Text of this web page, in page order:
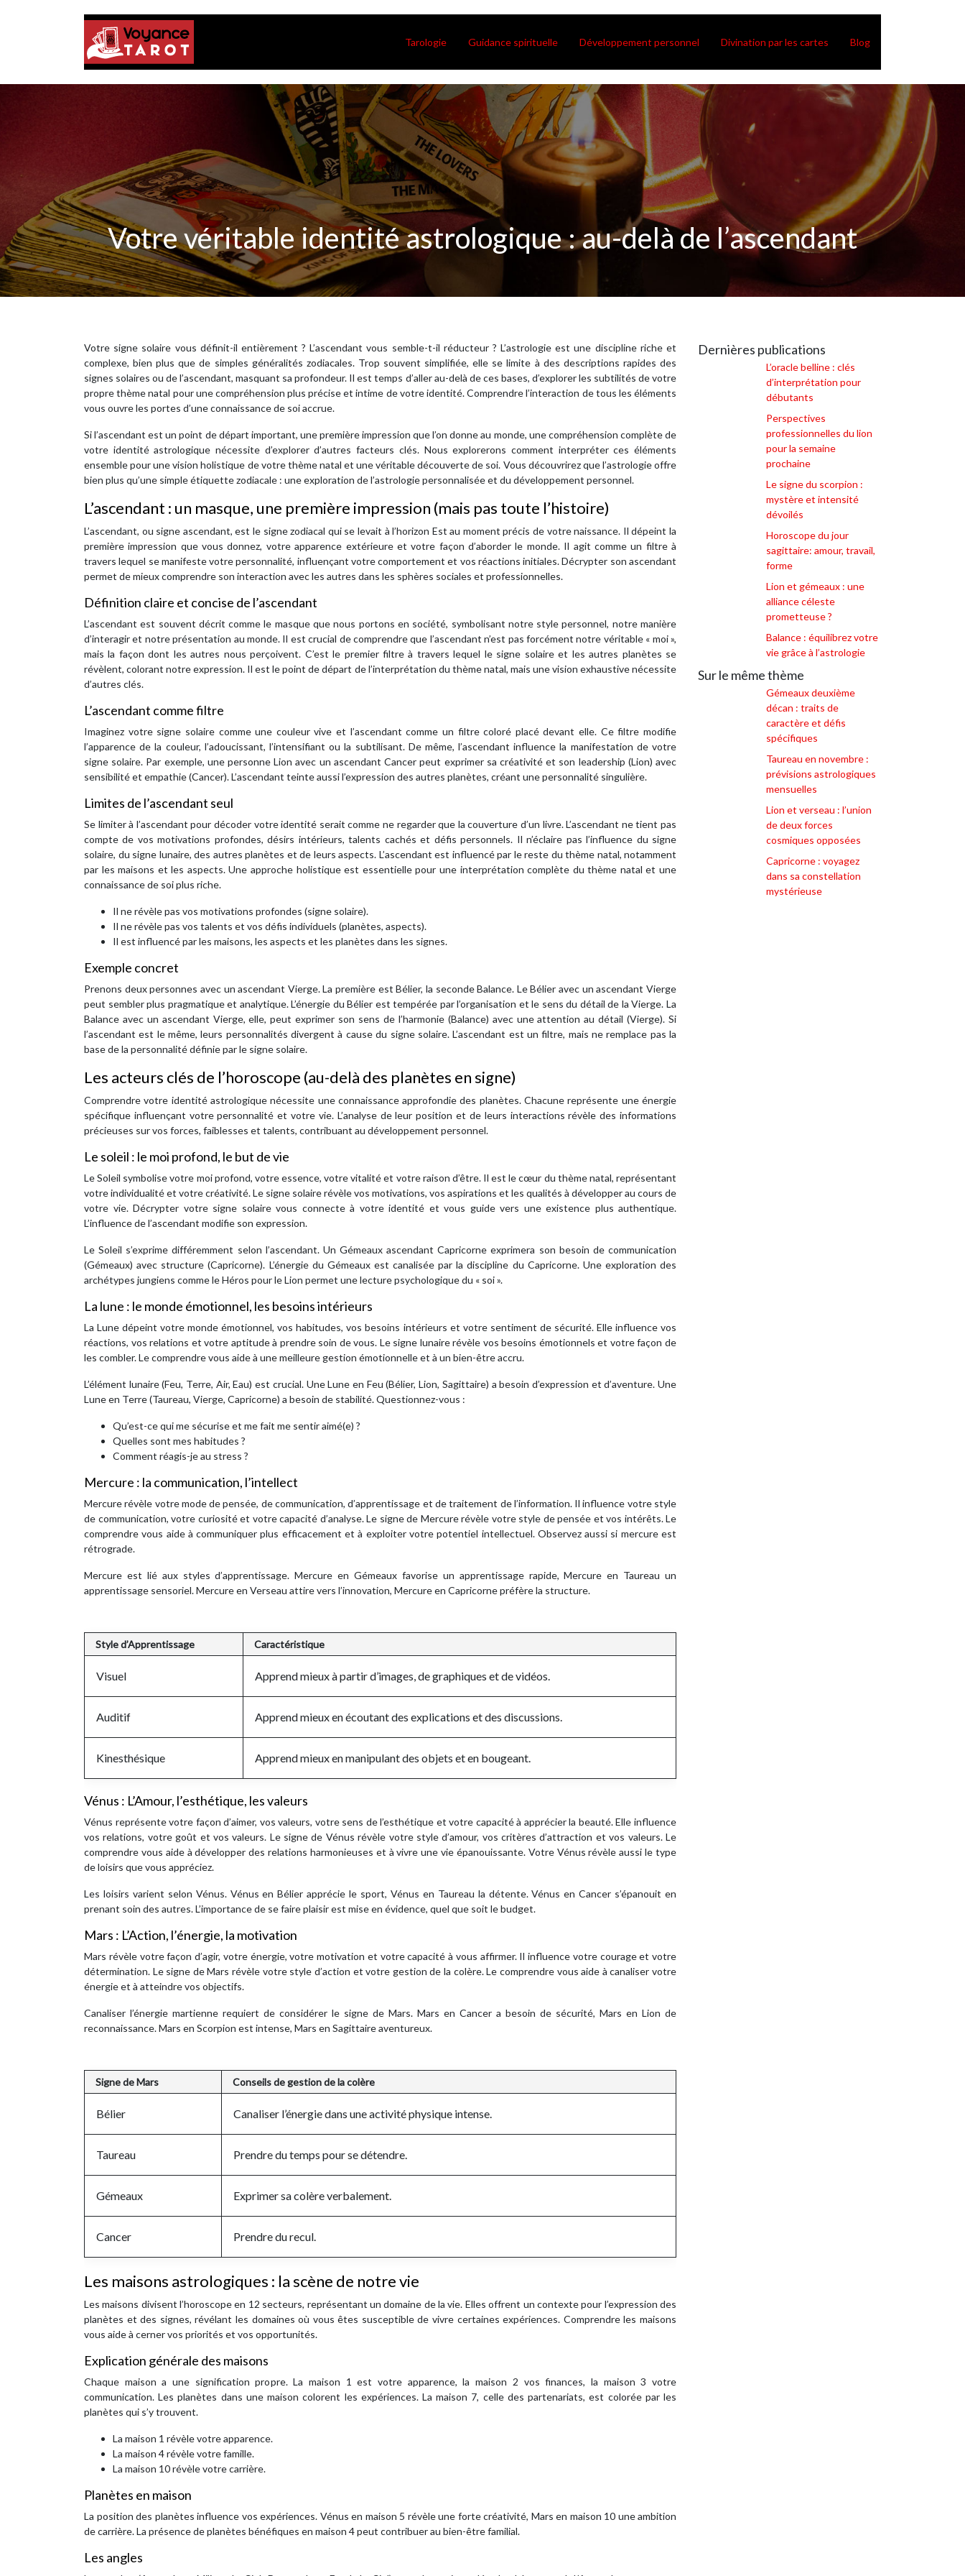
Tarologie Guidance spirituelle Développement personnel Divination par les cartes Blog
Votre véritable identité astrologique : au-delà de l’ascendant
Votre signe solaire vous définit-il entièrement ? L’ascendant vous semble-t-il réducteur ? L’astrologie est une discipline riche et
complexe, bien plus que de simples généralités zodiacales. Trop souvent simplifiée, elle se limite à des descriptions rapides des
signes solaires ou de l’ascendant, masquant sa profondeur. Il est temps d’aller au-delà de ces bases, d’explorer les subtilités de votre
propre thème natal pour une compréhension plus précise et intime de votre identité. Comprendre l’interaction de tous les éléments
vous ouvre les portes d’une connaissance de soi accrue.
Si l’ascendant est un point de départ important, une première impression que l’on donne au monde, une compréhension complète de
votre identité astrologique nécessite d’explorer d’autres facteurs clés. Nous explorerons comment interpréter ces éléments
ensemble pour une vision holistique de votre thème natal et une véritable découverte de soi. Vous découvrirez que l’astrologie offre
bien plus qu’une simple étiquette zodiacale : une exploration de l’astrologie personnalisée et du développement personnel.
L’ascendant : un masque, une première impression (mais pas toute l’histoire)
L’ascendant, ou signe ascendant, est le signe zodiacal qui se levait à l’horizon Est au moment précis de votre naissance. Il dépeint la
première impression que vous donnez, votre apparence extérieure et votre façon d’aborder le monde. Il agit comme un filtre à
travers lequel se manifeste votre personnalité, influençant votre comportement et vos réactions initiales. Décrypter son ascendant
permet de mieux comprendre son interaction avec les autres dans les sphères sociales et professionnelles.
Définition claire et concise de l’ascendant
L’ascendant est souvent décrit comme le masque que nous portons en société, symbolisant notre style personnel, notre manière
d’interagir et notre présentation au monde. Il est crucial de comprendre que l’ascendant n’est pas forcément notre véritable « moi »,
mais la façon dont les autres nous perçoivent. C’est le premier filtre à travers lequel le signe solaire et les autres planètes se
révèlent, colorant notre expression. Il est le point de départ de l’interprétation du thème natal, mais une vision exhaustive nécessite
d’autres clés.
L’ascendant comme filtre
Imaginez votre signe solaire comme une couleur vive et l’ascendant comme un filtre coloré placé devant elle. Ce filtre modifie
l’apparence de la couleur, l’adoucissant, l’intensifiant ou la subtilisant. De même, l’ascendant influence la manifestation de votre
signe solaire. Par exemple, une personne Lion avec un ascendant Cancer peut exprimer sa créativité et son leadership (Lion) avec
sensibilité et empathie (Cancer). L’ascendant teinte aussi l’expression des autres planètes, créant une personnalité singulière.
Limites de l’ascendant seul
Se limiter à l’ascendant pour décoder votre identité serait comme ne regarder que la couverture d’un livre. L’ascendant ne tient pas
compte de vos motivations profondes, désirs intérieurs, talents cachés et défis personnels. Il n’éclaire pas l’influence du signe
solaire, du signe lunaire, des autres planètes et de leurs aspects. L’ascendant est influencé par le reste du thème natal, notamment
par les maisons et les aspects. Une approche holistique est essentielle pour une interprétation complète du thème natal et une
connaissance de soi plus riche.
Il ne révèle pas vos motivations profondes (signe solaire).
Il ne révèle pas vos talents et vos défis individuels (planètes, aspects).
Il est influencé par les maisons, les aspects et les planètes dans les signes.
Exemple concret
Prenons deux personnes avec un ascendant Vierge. La première est Bélier, la seconde Balance. Le Bélier avec un ascendant Vierge
peut sembler plus pragmatique et analytique. L’énergie du Bélier est tempérée par l’organisation et le sens du détail de la Vierge. La
Balance avec un ascendant Vierge, elle, peut exprimer son sens de l’harmonie (Balance) avec une attention au détail (Vierge). Si
l’ascendant est le même, leurs personnalités divergent à cause du signe solaire. L’ascendant est un filtre, mais ne remplace pas la
base de la personnalité définie par le signe solaire.
Les acteurs clés de l’horoscope (au-delà des planètes en signe)
Comprendre votre identité astrologique nécessite une connaissance approfondie des planètes. Chacune représente une énergie
spécifique influençant votre personnalité et votre vie. L’analyse de leur position et de leurs interactions révèle des informations
précieuses sur vos forces, faiblesses et talents, contribuant au développement personnel.
Le soleil : le moi profond, le but de vie
Le Soleil symbolise votre moi profond, votre essence, votre vitalité et votre raison d’être. Il est le cœur du thème natal, représentant
votre individualité et votre créativité. Le signe solaire révèle vos motivations, vos aspirations et les qualités à développer au cours de
votre vie. Décrypter votre signe solaire vous connecte à votre identité et vous guide vers une existence plus authentique.
L’influence de l’ascendant modifie son expression.
Le Soleil s’exprime différemment selon l’ascendant. Un Gémeaux ascendant Capricorne exprimera son besoin de communication
(Gémeaux) avec structure (Capricorne). L’énergie du Gémeaux est canalisée par la discipline du Capricorne. Une exploration des
archétypes jungiens comme le Héros pour le Lion permet une lecture psychologique du « soi ».
La lune : le monde émotionnel, les besoins intérieurs
La Lune dépeint votre monde émotionnel, vos habitudes, vos besoins intérieurs et votre sentiment de sécurité. Elle influence vos
réactions, vos relations et votre aptitude à prendre soin de vous. Le signe lunaire révèle vos besoins émotionnels et votre façon de
les combler. Le comprendre vous aide à une meilleure gestion émotionnelle et à un bien-être accru.
L’élément lunaire (Feu, Terre, Air, Eau) est crucial. Une Lune en Feu (Bélier, Lion, Sagittaire) a besoin d’expression et d’aventure. Une
Lune en Terre (Taureau, Vierge, Capricorne) a besoin de stabilité. Questionnez-vous :
Qu’est-ce qui me sécurise et me fait me sentir aimé(e) ?
Quelles sont mes habitudes ?
Comment réagis-je au stress ?
Mercure : la communication, l’intellect
Mercure révèle votre mode de pensée, de communication, d’apprentissage et de traitement de l’information. Il influence votre style
de communication, votre curiosité et votre capacité d’analyse. Le signe de Mercure révèle votre style de pensée et vos intérêts. Le
comprendre vous aide à communiquer plus efficacement et à exploiter votre potentiel intellectuel. Observez aussi si mercure est
rétrograde.
Mercure est lié aux styles d’apprentissage. Mercure en Gémeaux favorise un apprentissage rapide, Mercure en Taureau un
apprentissage sensoriel. Mercure en Verseau attire vers l’innovation, Mercure en Capricorne préfère la structure.
Style d’Apprentissage Caractéristique
Visuel Apprend mieux à partir d’images, de graphiques et de vidéos.
Auditif Apprend mieux en écoutant des explications et des discussions.
Kinesthésique Apprend mieux en manipulant des objets et en bougeant.
Vénus : L’Amour, l’esthétique, les valeurs
Vénus représente votre façon d’aimer, vos valeurs, votre sens de l’esthétique et votre capacité à apprécier la beauté. Elle influence
vos relations, votre goût et vos valeurs. Le signe de Vénus révèle votre style d’amour, vos critères d’attraction et vos valeurs. Le
comprendre vous aide à développer des relations harmonieuses et à vivre une vie épanouissante. Votre Vénus révèle aussi le type
de loisirs que vous appréciez.
Les loisirs varient selon Vénus. Vénus en Bélier apprécie le sport, Vénus en Taureau la détente. Vénus en Cancer s’épanouit en
prenant soin des autres. L’importance de se faire plaisir est mise en évidence, quel que soit le budget.
Mars : L’Action, l’énergie, la motivation
Mars révèle votre façon d’agir, votre énergie, votre motivation et votre capacité à vous affirmer. Il influence votre courage et votre
détermination. Le signe de Mars révèle votre style d’action et votre gestion de la colère. Le comprendre vous aide à canaliser votre
énergie et à atteindre vos objectifs.
Canaliser l’énergie martienne requiert de considérer le signe de Mars. Mars en Cancer a besoin de sécurité, Mars en Lion de
reconnaissance. Mars en Scorpion est intense, Mars en Sagittaire aventureux.
Signe de Mars Conseils de gestion de la colère
Bélier Canaliser l’énergie dans une activité physique intense.
Taureau Prendre du temps pour se détendre.
Gémeaux Exprimer sa colère verbalement.
Cancer Prendre du recul.
Les maisons astrologiques : la scène de notre vie
Les maisons divisent l’horoscope en 12 secteurs, représentant un domaine de la vie. Elles offrent un contexte pour l’expression des
planètes et des signes, révélant les domaines où vous êtes susceptible de vivre certaines expériences. Comprendre les maisons
vous aide à cerner vos priorités et vos opportunités.
Explication générale des maisons
Chaque maison a une signification propre. La maison 1 est votre apparence, la maison 2 vos finances, la maison 3 votre
communication. Les planètes dans une maison colorent les expériences. La maison 7, celle des partenariats, est colorée par les
planètes qui s’y trouvent.
La maison 1 révèle votre apparence.
La maison 4 révèle votre famille.
La maison 10 révèle votre carrière.
Planètes en maison
La position des planètes influence vos expériences. Vénus en maison 5 révèle une forte créativité, Mars en maison 10 une ambition
de carrière. La présence de planètes bénéfiques en maison 4 peut contribuer au bien-être familial.
Les angles
Dernières publications
L’oracle belline : clés
d’interprétation pour
débutants
Perspectives
professionnelles du lion
pour la semaine
prochaine
Le signe du scorpion :
mystère et intensité
dévoilés
Horoscope du jour
sagittaire: amour, travail,
forme
Lion et gémeaux : une
alliance céleste
prometteuse ?
Balance : équilibrez votre
vie grâce à l’astrologie
Sur le même thème
Gémeaux deuxième
décan : traits de
caractère et défis
spécifiques
Taureau en novembre :
prévisions astrologiques
mensuelles
Lion et verseau : l’union
de deux forces
cosmiques opposées
Capricorne : voyagez
dans sa constellation
mystérieuse